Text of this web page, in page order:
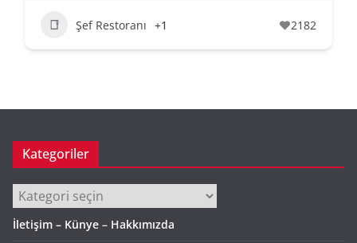
Şef Restoranı +1 2182
Kategoriler
Kategoriler
İletişim – Künye – Hakkımızda